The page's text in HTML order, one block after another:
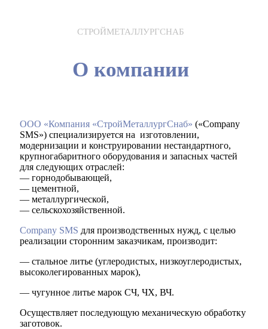
СТРОЙМЕТАЛЛУРГСНАБ
О компании
ООО «Компания «СтройМеталлургСнаб» («Company
SMS») специализируется на изготовлении,
модернизации и конструировании нестандартного,
крупногабаритного оборудования и запасных частей
для следующих отраслей:
— горнодобывающей,
— цементной,
— металлургической,
— сельскохозяйственной.
Company SMS для производственных нужд, с целью
реализации сторонним заказчикам, производит:
— стальное литье (углеродистых, низкоуглеродистых,
высоколегированных марок),
— чугунное литье марок СЧ, ЧХ, ВЧ.
Осуществляет последующую механическую обработку
заготовок.